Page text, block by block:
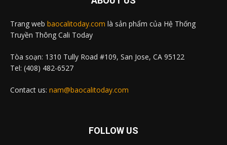
Trang web baocalitoday.com là sản phẩm của Hệ Thống
Truyền Thông Cali Today
Tòa soạn: 1310 Tully Road #109, San Jose, CA 95122
Tel: (408) 482-6527
Contact us: nam@baocalitoday.com
FOLLOW US